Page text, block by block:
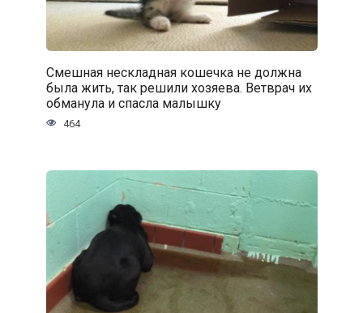
Смешная нескладная кошечка не должна
была жить, так решили хозяева. Ветврач их
обманула и спасла малышку
464